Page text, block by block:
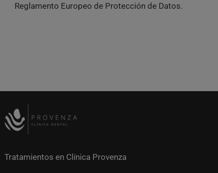
Reglamento Europeo de Protección de Datos.
Tratamientos en Clínica Provenza